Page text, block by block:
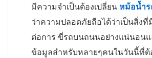
มีความจำเป็นต้องเปลี่ยน หม้อน้ำ
ว่าความปลอดภัยถือได้ว่าเป็นสิ่งที่
ต่อการ ขี่รถบนถนนอย่างแน่นอน
ข้อมูลสำหรับหลายๆคนในวันนี้ที่ต้